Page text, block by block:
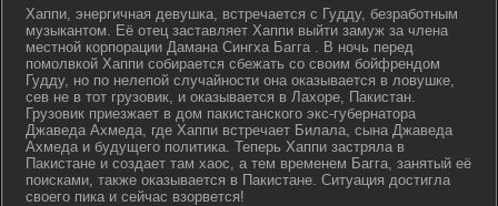
Хаппи, энергичная девушка, встречается с Гудду, безработным
музыкантом. Её отец заставляет Хаппи выйти замуж за члена
местной корпорации Дамана Сингха Багга . В ночь перед
помолвкой Хаппи собирается сбежать со своим бойфрендом
Гудду, но по нелепой случайности она оказывается в ловушке,
сев не в тот грузовик, и оказывается в Лахоре, Пакистан.
Грузовик приезжает в дом пакистанского экс-губернатора
Джаведа Ахмеда, где Хаппи встречает Билала, сына Джаведа
Ахмеда и будущего политика. Теперь Хаппи застряла в
Пакистане и создает там хаос, а тем временем Багга, занятый её
поисками, также оказывается в Пакистане. Ситуация достигла
своего пика и сейчас взорвется!